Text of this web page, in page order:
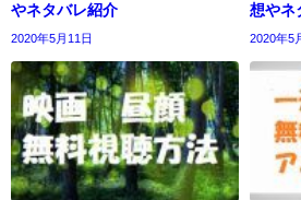
やネタバレ紹介
2020年5月11日
想やネ
2020年5